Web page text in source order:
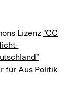
Lizenz "CC
für Aus Politik